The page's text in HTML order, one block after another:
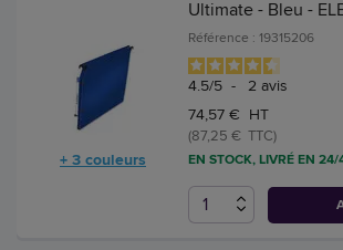
+ 3 couleurs
Ultimate - Bleu -
Référence : 19315206
4.5/5 - 2 avis
74,57 € HT
(87,25 € TTC)
EN STOCK, LIVRÉ EN